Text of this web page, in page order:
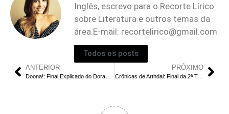
Inglês, escrevo para o Recorte Lírico
sobre Literatura e outros temas da
área.E-mail: recortelirico@gmail.com
Todos os posts
ANTERIOR
Doona!: Final Explicado do Dorama | Final Feliz ou Triste para Do Won Jun e Doona?
PRÓXIMO
Crônicas de Arthdal: Final da 2ª Temporada | Desvendando os Mistérios | Eunseom Vence?